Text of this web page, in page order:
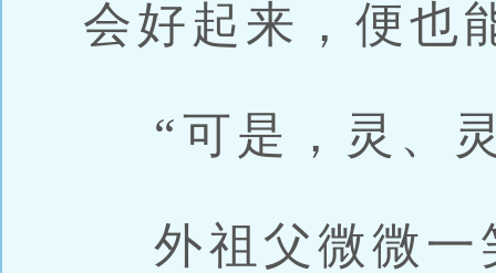
会好起来，便也
“可是，灵、
外祖父微微一